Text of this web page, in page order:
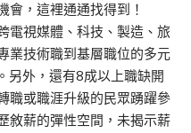
會，這裡通通找得到！
電視媒體、科技、製造、旅
業技術職到基層職位的多元
另外，還有8成以上職缺開
職或職涯升級的民眾踴躍參
敘薪的彈性空間，未揭示薪